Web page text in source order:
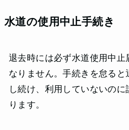
水道の使用中止手続き
退去時には必ず水道使用中
なりません。手続きを怠ると
し続け、利用していないの
ります。